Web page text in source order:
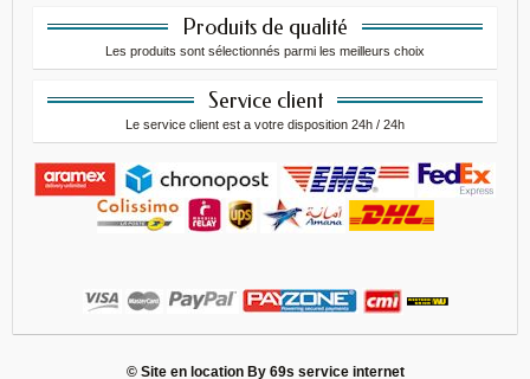
Produits de qualité
Les produits sont sélectionnés parmi les meilleurs choix
Service client
Le service client est a votre disposition 24h / 24h
© Site en location By 69s service internet